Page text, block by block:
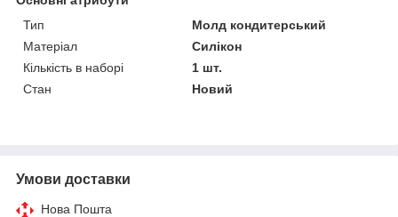
Тип
Молд кондитерський
Матеріал
Силікон
Кількість в наборі
1 шт.
Стан
Новий
Умови доставки
Нова Пошта